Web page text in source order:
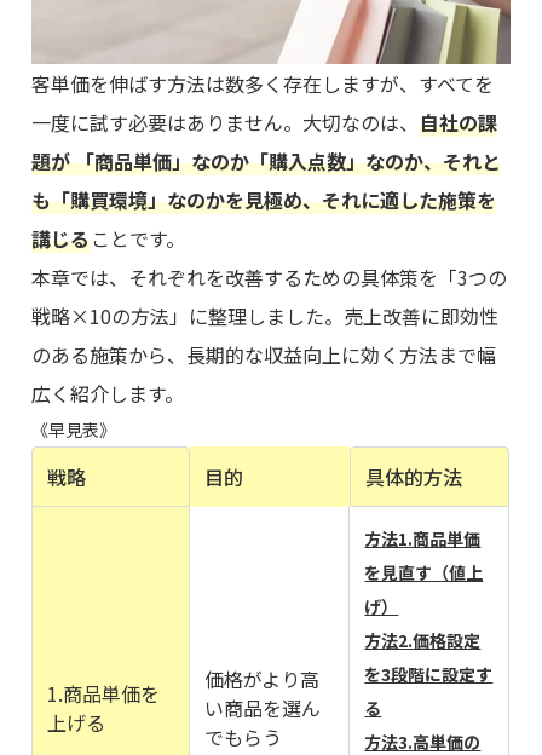
客単価を伸ばす方法は数多く存在しますが、すべてを
一度に試す必要はありません。大切なのは、自社の課
題が 「商品単価」なのか「購入点数」なのか、それと
も「購買環境」なのかを見極め、それに適した施策を
講じることです。
本章では、それぞれを改善するための具体策を「3つの
戦略×10の方法」に整理しました。売上改善に即効性
のある施策から、長期的な収益向上に効く方法まで幅
広く紹介します。
《早見表》
戦略 目的 具体的方法
1.商品単価を
上げる
価格がより高
い商品を選ん
でもらう
方法1.商品単価
を見直す（値上
げ）
方法2.価格設定
を3段階に設定す
る
方法3.高単価の